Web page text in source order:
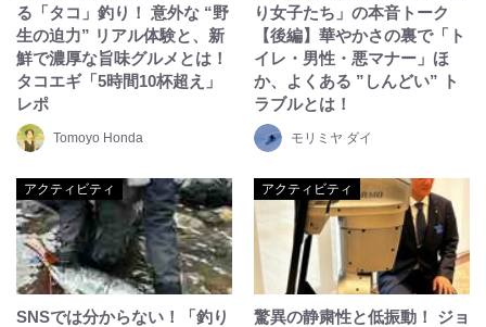
る「タコ」釣り！ 意外な “野
生の迫力” リアル体験と、新
鮮で濃厚な旨味グルメとは！
タコエギ「5時間10杯超え」
レポ
Tomoyo Honda
り女子たち」の本音トーク
【後編】華やかさの裏で「ト
イレ・男性・悪マナー」ほ
か、よくある ”しんどい” ト
ラブルとは！
モリミヤ ダイ
アクティビティ
SNSでは分からない！「釣り
アクティビティ
驚異の静粛性と低振動！ ジョ